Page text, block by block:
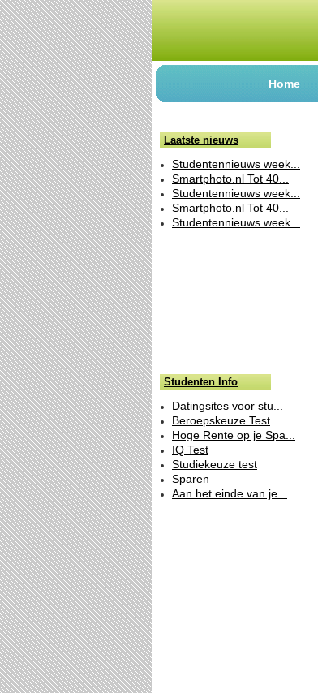
Home
Laatste nieuws
Studentennieuws week...
Smartphoto.nl Tot 40...
Studentennieuws week...
Smartphoto.nl Tot 40...
Studentennieuws week...
Studenten Info
Datingsites voor stu...
Beroepskeuze Test
Hoge Rente op je Spa...
IQ Test
Studiekeuze test
Sparen
Aan het einde van je...